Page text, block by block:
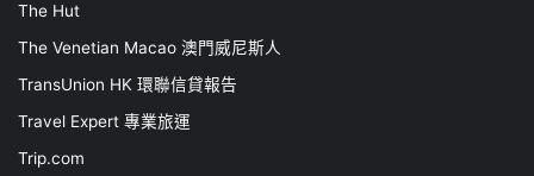
The Hut
The Venetian Macao 澳門威尼斯人
TransUnion HK 環聯信貸報告
Travel Expert 專業旅運
Trip.com